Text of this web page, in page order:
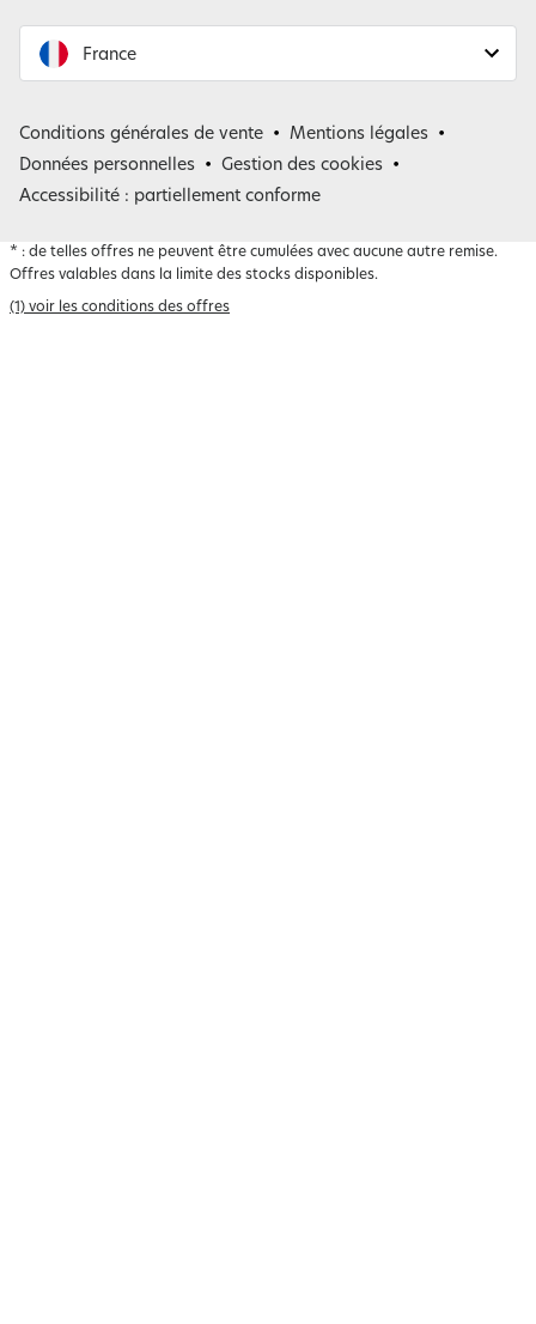
France
Belgique
Conditions générales de vente
Mentions légales
Données personnelles
Gestion des cookies
Accessibilité : partiellement conforme
* : de telles offres ne peuvent être cumulées avec aucune autre remise.
Offres valables dans la limite des stocks disponibles.
(1) voir les conditions des offres